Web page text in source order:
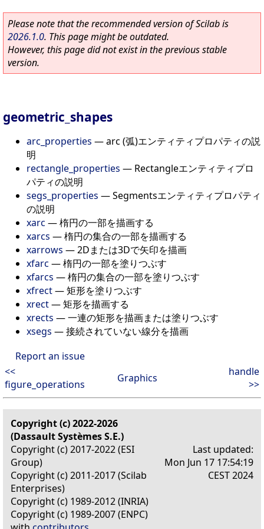
Please note that the recommended version of Scilab is
2026.1.0. This page might be outdated.
However, this page did not exist in the previous stable
version.
geometric_shapes
arc_properties —arc (弧)エンティティプロパティの説
明
rectangle_properties — Rectangleエンティティプロ
パティの説明
segs_properties —Segmentsエンティティプロパティ
の説明
xarc —楕円の一部を描画する
xarcs —楕円の集合の一部を描画する
xarrows —2Dまたは3Dで矢印を描画
xfarc —楕円の一部を塗りつぶす
xfarcs —楕円の集合の一部を塗りつぶす
xfrect—矩形を塗りつぶす
xrect—矩形を描画する
xrects —一連の矩形を描画または塗りつぶす
xsegs —接続されていない線分を描画
Report an issue
<<
figure_operations
Graphics
handle
>>
Copyright (c) 2022-2026
(Dassault Systèmes S.E.)
Copyright (c) 2017-2022 (ESI
Group)
Copyright (c) 2011-2017 (Scilab
Enterprises)
Copyright (c) 1989-2012 (INRIA)
Copyright (c) 1989-2007 (ENPC)
Last updated:
Mon Jun 17 17:54:19
CEST 2024